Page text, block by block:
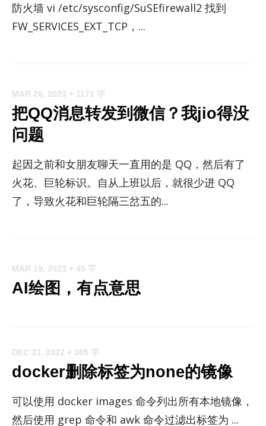
防火墙 vi /etc/​syscon­fig/​SuSE­fire­wall2 找到
FW_SER­VICES_EX­T_TCP，...
MAR 26, 2023 + 1171 字
把QQ消息转发到微信？我jio得没
问题
起因之前和女朋友聊天一直用的是 QQ，然后有了
火花、巨轮标识。自从上班以后，就很少进 QQ
了，导致火花和巨轮隔三岔五的...
MAR 19, 2023 + 45 字
AI绘图，有点意思
DEC 23, 2022 + 305 字
docker删除标签为none的镜像
可以使用 docker im­ages 命令列出所有本地镜像，
然后使用 grep 命令和 awk 命令过滤出标签为 ...